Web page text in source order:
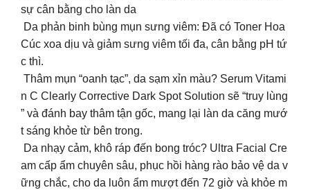
sự cân bằng cho làn da
Da phản binh bùng mụn sưng viêm: Đã có Toner Hoa
Cúc xoa dịu và giảm sưng viêm tối đa, cân bằng pH tứ
c thì.
Thâm mụn “oanh tạc”, da sạm xỉn màu? Serum Vitami
n C Clearly Corrective Dark Spot Solution sẽ “truy lùng
” và đánh bay thâm tận gốc, mang lại làn da căng mướ
t sáng khỏe từ bên trong.
Da nhạy cảm, khô ráp đến bong tróc? Ultra Facial Cre
am cấp ẩm chuyên sâu, phục hồi hàng rào bảo vệ da v
ững chắc, cho da luôn ẩm mượt đến 72 giờ và khỏe m